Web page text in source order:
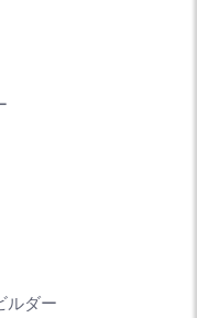
ルダー